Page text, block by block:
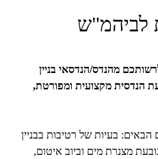
לביהמ"ש
מהנדס/הנדסאי בניין
הנדסית מקצועית ומפורטת,
בעיות של רטיבות בבניין
מצנרת מים וביוב איטום,